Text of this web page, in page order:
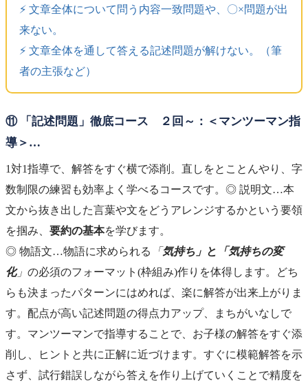
⚡️ 文章全体について問う内容一致問題や、〇×問題が出
来ない。
⚡️ 文章全体を通して答える記述問題が解けない。（筆
者の主張など）
⑪ 「記述問題」徹底コース ２回～：＜マンツーマン指
導＞…
1対1指導で、解答をすぐ横で添削。直しをとことんやり、字
数制限の練習も効率よく学べるコースです。◎ 説明文…本
文から抜き出した言葉や文をどうアレンジするかという要領
を掴み、 要約の基本を学びます。
◎ 物語文…物語に求められる
「 気持ち」 と
「気持ちの変
化」 の必須のフォーマット(枠組み)作りを体得します。どち
らも決まったパターンにはめれば、楽に解答が出来上がりま
す。配点が高い記述問題の得点力アップ、まちがいなしで
す。マンツーマンで指導することで、お子様の解答をすぐ添
削し、ヒントと共に正解に近づけます。すぐに模範解答を示
さず、試行錯誤しながら答えを作り上げていくことで精度を